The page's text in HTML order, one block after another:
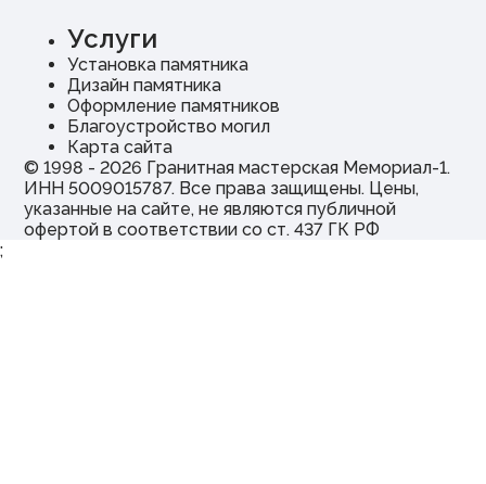
Услуги
Установка памятника
Дизайн памятника
Оформление памятников
Благоустройство могил
Карта сайта
© 1998 - 2026 Гранитная мастерская Мемориал-1.
ИНН 5009015787. Все права защищены. Цены,
указанные на сайте, не являются публичной
офертой в соответствии со ст. 437 ГК РФ
;